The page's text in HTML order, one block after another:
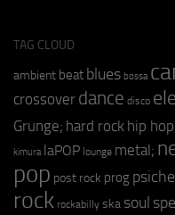
TAG CLOUD
ambient beat blues bossa
crossover dance disco
Grunge; hard rock hip hop
kimura laPOP lounge metal;
pop post rock prog
rock rockabilly ska soul